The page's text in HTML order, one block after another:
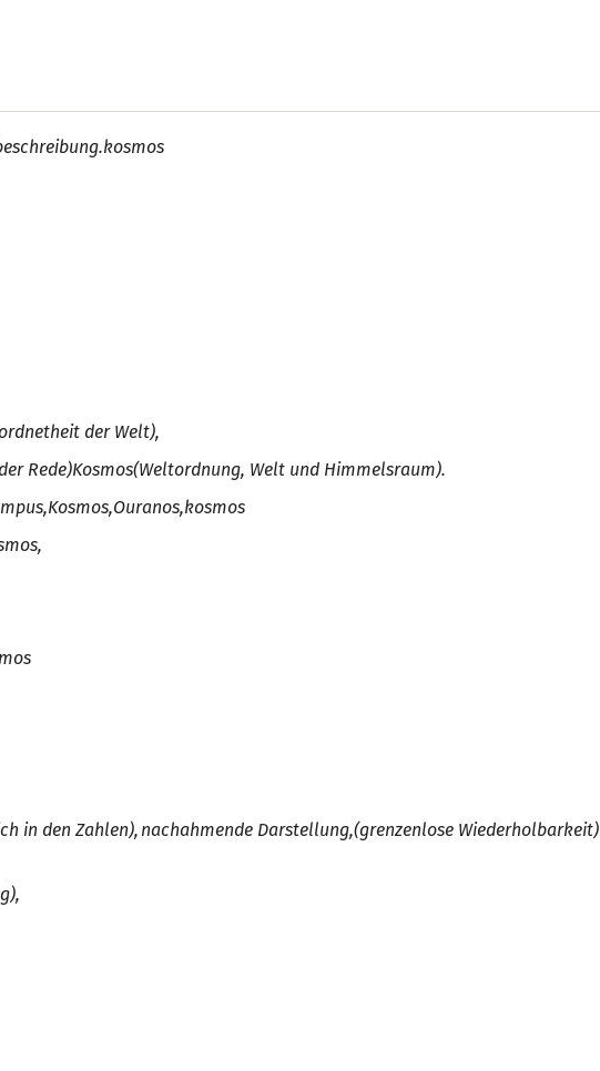
kosmos
der Welt),
Rede)Kosmos(Weltordnung, Welt und Himmelsraum).
,Kosmos,Ouranos,kosmos
,
in den Zahlen), nachahmende Darstellung,(grenzenlose Wiederholbarkeit)
),